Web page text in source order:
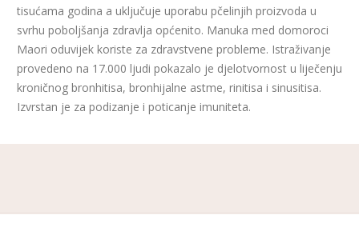
tisućama godina a uključuje uporabu pčelinjih proizvoda u
svrhu poboljšanja zdravlja općenito. Manuka med domoroci
Maori oduvijek koriste za zdravstvene probleme. Istraživanje
provedeno na 17.000 ljudi pokazalo je djelotvornost u liječenju
kroničnog bronhitisa, bronhijalne astme, rinitisa i sinusitisa.
Izvrstan je za podizanje i poticanje imuniteta.